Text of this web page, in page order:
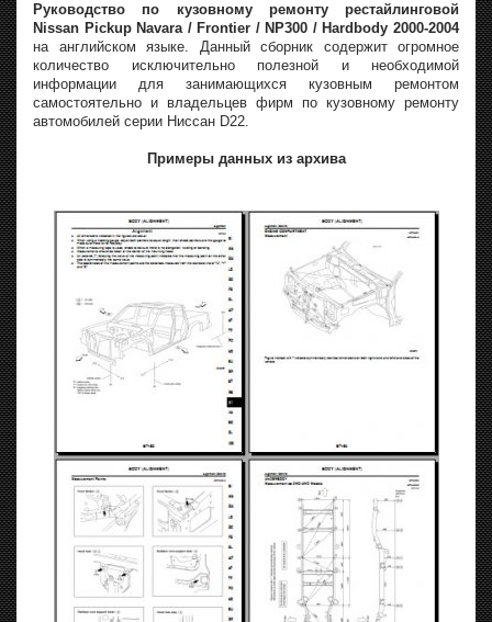
Руководство по кузовному ремонту рестайлинговой
Nissan Pickup Navara / Frontier / NP300 / Hardbody 2000-2004
на английском языке. Данный сборник содержит огромное
количество исключительно полезной и необходимой
информации для занимающихся кузовным ремонтом
самостоятельно и владельцев фирм по кузовному ремонту
автомобилей серии Ниссан D22.
Примеры данных из архива